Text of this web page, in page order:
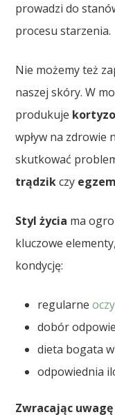
prowadzi do
procesu starzenia.
Nie możemy też
naszej skóry. W
produkuje
wpływ na zdrowie
skutkować
trądzikczy
Styl życia ma
kluczowe
kondycję:
regularne
dobór
dieta bogata w
odpowiednia
Zwracając